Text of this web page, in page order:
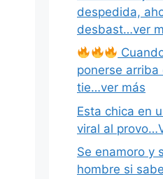
despedida,
desbast…ver
ponerse arriba
tie…ver más
Esta chica en
viral al
Se enamoro y
hombre si